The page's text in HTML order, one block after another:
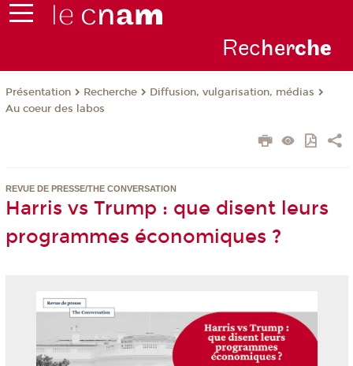
Recherche
Présentation Recherche
Diffusion, vulgarisation, médias
Au coeur des labos
REVUE DE PRESSE/THE CONVERSATION
Harris vs Trump : que disent leurs
programmes économiques ?